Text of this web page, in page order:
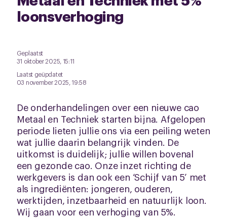
loonsverhoging
Geplaatst
31 oktober 2025, 15:11
Laatst geüpdatet
03 november 2025, 19:58
De onderhandelingen over een nieuwe cao
Metaal en Techniek starten bijna. Afgelopen
periode lieten jullie ons via een peiling weten
wat jullie daarin belangrijk vinden. De
uitkomst is duidelijk; jullie willen bovenal
een gezonde cao. Onze inzet richting de
werkgevers is dan ook een ‘Schijf van 5’ met
als ingrediënten: jongeren, ouderen,
werktijden, inzetbaarheid en natuurlijk loon.
Wij gaan voor een verhoging van 5%.